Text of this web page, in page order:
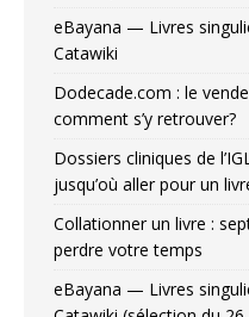
eBayana — Livres
Catawiki
Dodecade.com : le
comment s’y retrouver?
Dossiers cliniques de
jusqu’où aller pour un
Collationner un livre :
perdre votre temps
eBayana — Livres